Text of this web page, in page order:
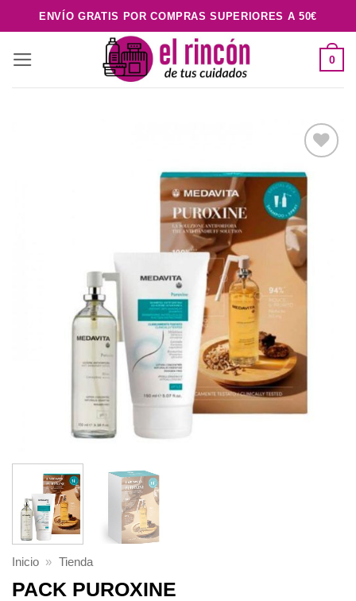
al
contenido
ENVÍO GRATIS POR COMPRAS SUPERIORES A 50€
0
Añadir
lista de
deseos
Inicio » Tienda
PACK PUROXINE